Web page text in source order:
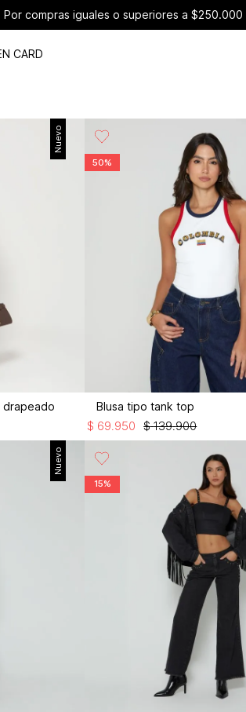
Por compras iguales o superiores a $250.000
CARD
Nuevo
drapeado
50%
Blusa tipo tank top
$ 139.900
$ 69.950
Nuevo
15%